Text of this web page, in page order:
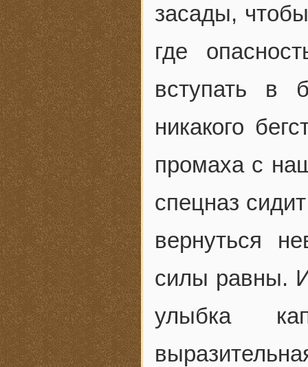
засады,
где
вступать в
никакого
промаха с
спецназ
вернуться
силы равны.
улыбка